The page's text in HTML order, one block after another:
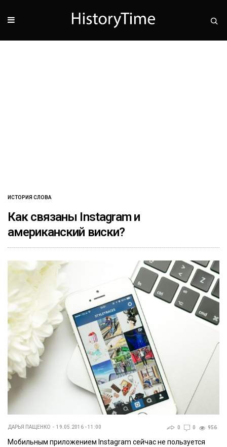
ИСТОРИЯ СЛОВА
Как связаны Instagram и
американский виски?
ДАРЬЯ ПАЩЕНКО 19.05.2016 - 11:00 0 0 956
Мобильным приложением Instagram сейчас не пользуется